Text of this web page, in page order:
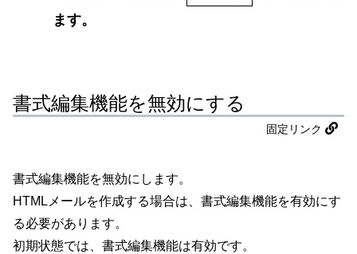
ます。
書式編集機能を無効にする
固定リンク
書式編集機能を無効にします。
HTMLメールを作成する場合は、書式編集機能を有効にす
る必要があります。
初期状態では、書式編集機能は有効です。